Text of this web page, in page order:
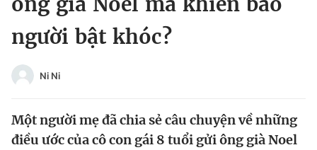
Chuyên mục khác
Chào ngày mới
Video Magazine
Tin đã lưu
Tin đã xem
Đăng xuất
người bật khóc?
Ni Ni
Một người mẹ đã chia sẻ câu chuyện về những
điều ước của cô con gái 8 tuổi gửi ông già Noel